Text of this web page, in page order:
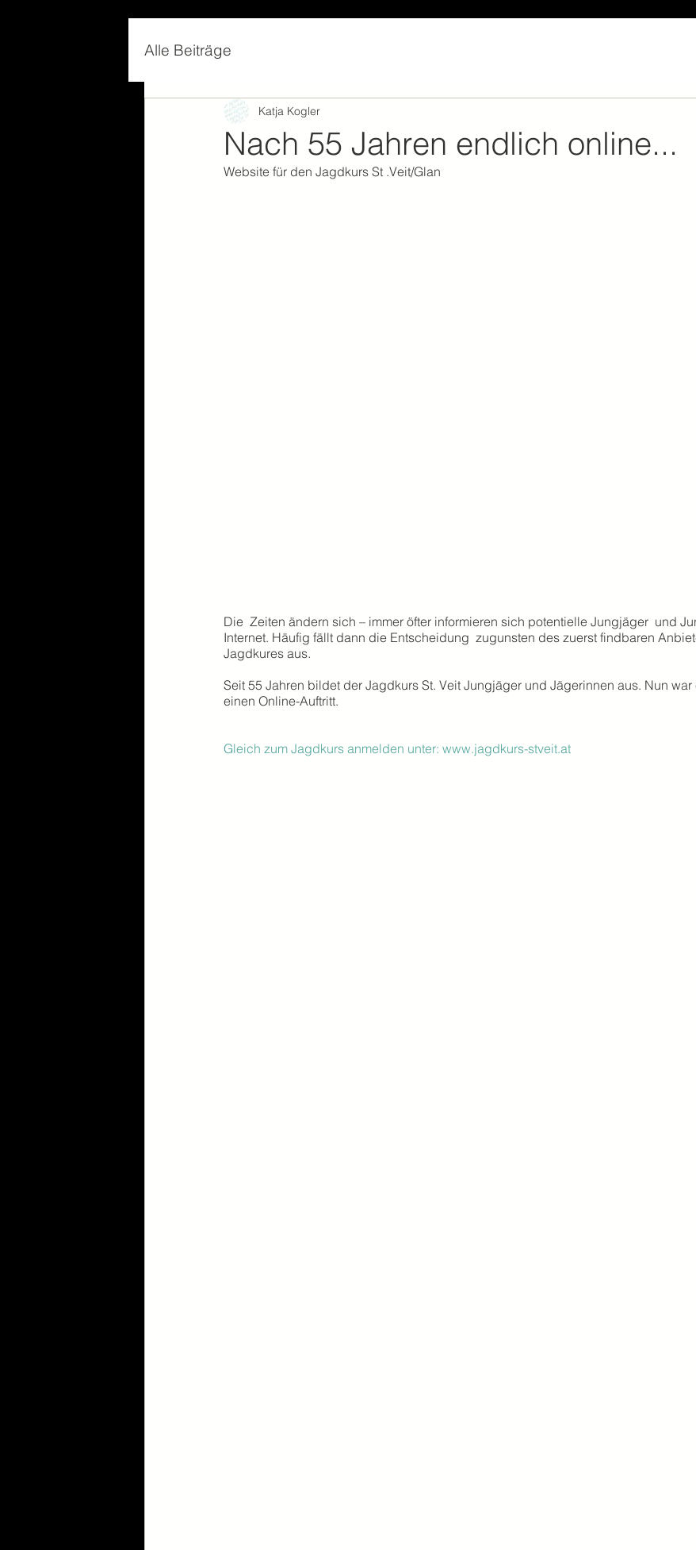
Alle Beiträge
Nach 55 Jahren endlich online...
Katja Kogler
Website für den Jagdkurs St .Veit/Glan
Die  Zeiten ändern sich – immer öfter informieren sich potentielle Jungjäger  und
Internet. Häufig fällt dann die Entscheidung  zugunsten des zuerst findbaren
Jagdkures aus.
Seit 55 Jahren bildet der Jagdkurs St. Veit Jungjäger und Jägerinnen aus. Nun war
einen Online-Auftritt.
Gleich zum Jagdkurs anmelden unter: www.jagdkurs-stveit.at